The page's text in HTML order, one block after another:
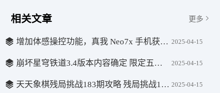
相关文章 更多
增加体感操控功能，真我 Neo7x 手机获 realme UI 6 15.0.0.640 升级 2025-04-15
崩坏星穹铁道3.4版本内容确定 限定五星免费送 2025-04-15
天天象棋残局挑战183期攻略 残局挑战183期步法图 2025-04-15